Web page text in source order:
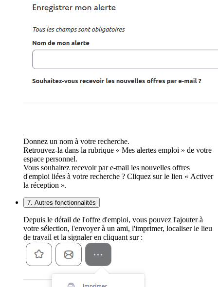
Donnez un nom à votre recherche.
Retrouvez-la dans la rubrique « Mes alertes emploi » de votre
espace personnel.
Vous souhaitez recevoir par e-mail les nouvelles offres
d'emploi liées à votre recherche ? Cliquez sur le lien « Activer
la réception ».
7. Autres fonctionnalités
Depuis le détail de l'offre d'emploi, vous pouvez l'ajouter à
votre sélection, l'envoyer à un ami, l'imprimer, localiser le lieu
de travail et la signaler en cliquant sur :